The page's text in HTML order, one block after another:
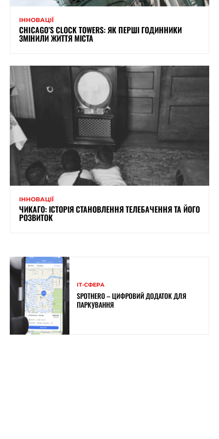
ІННОВАЦІЇ
CHICAGO’S CLOCK TOWERS: ЯК ПЕРШІ ГОДИННИКИ
ЗМІНИЛИ ЖИТТЯ МІСТА
ІННОВАЦІЇ
ЧИКАГО: ІСТОРІЯ СТАНОВЛЕННЯ ТЕЛЕБАЧЕННЯ ТА ЙОГО
РОЗВИТОК
ІТ-СФЕРА
SPOTHERO – ЦИФРОВИЙ ДОДАТОК ДЛЯ
ПАРКУВАННЯ